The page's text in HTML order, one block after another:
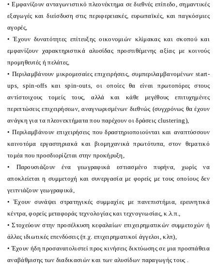
• Εμφανίζουν ανταγωνιστικό πλεονέκτημα σε διεθνές επίπεδο, σημαντικές
εξαγωγές και διείσδυση στις περιφερειακές, ευρωπαϊκές, και παγκόσμιες
αγορές,
• Έχουν δυνατότητες επίτευξης οικονομιών κλίμακας και σκοπού και
εμφανίζουν χαρακτηριστικά αλυσίδας προστιθέμενης αξίας με κοινούς
προμηθευτές ή πελάτες,
• Περιλαμβάνουν μικρομεσαίες επιχειρήσεις, συμπεριλαμβανομένων start-
ups, spin-offs και spin-outs, οι οποίες θα είναι πρωτοπόρες στους
αντίστοιχους τομείς τους, αλλά και κάθε μεγέθους επιτυχημένες
περιπτώσεις επιχειρήσεων, αναγνωρισμένων διεθνώς (συγχρόνως θα έχουν
ανάγκη για τα πλεονεκτήματα που παρέχουν οι δράσεις clustering),
• Περιλαμβάνουν επιχειρήσεις που δραστηριοποιούνται και αναπτύσσουν
καινοτόμα εργαστηριακά και βιομηχανικά πρωτότυπα, στον θεματικό
τομέα που προσδιορίζεται στην προκήρυξη,
• Παρουσιάζουν ένα γεωγραφικά εστιασμένο πυρήνα, χωρίς να
αποκλείεται η συμμετοχή και συνεργασία με φορείς με τους οποίους δεν
γειτνιάζουν γεωγραφικά,
• Έχουν συνάψει στρατηγικές συμμαχίες με πανεπιστήμια, ερευνητικά
κέντρα, φορείς μεταφοράς τεχνολογίας και τεχνογνωσίας, κ.λ.π.,
• Στοχεύουν στην προσέλκυση κεφαλαίων επιχειρηματικών συμμετοχών ή
άλλες ιδιωτικές επενδύσεις (π.χ. επιχειρηματικοί άγγελοι, κλπ),
• Έχουν ήδη προσανατολιστεί προς κινήσεις δικτύωσης σε μια προσπάθεια
αναβάθμισης των διαδικασιών και των αλυσίδων παραγωγής τους .